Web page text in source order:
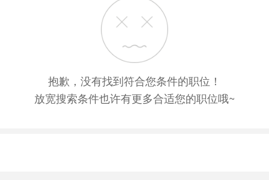
抱歉，没有找到符合您条件的职位！
放宽搜索条件也许有更多合适您的职位哦~